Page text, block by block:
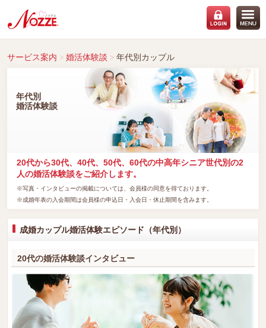
サービス案内 婚活体験談 年代別カップル
年代別
婚活体験談
20代から30代、40代、50代、60代の中高年シニア世代別の2
人の婚活体験談をご紹介します。
※写真・インタビューの掲載については、会員様の同意を得ております。
※成婚年表の入会期間は会員様の申込日・入会日・休止期間を含みます。
成婚カップル婚活体験エピソード（年代別）
20代の婚活体験談インタビュー